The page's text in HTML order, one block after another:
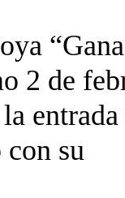
2 de
entrada
su